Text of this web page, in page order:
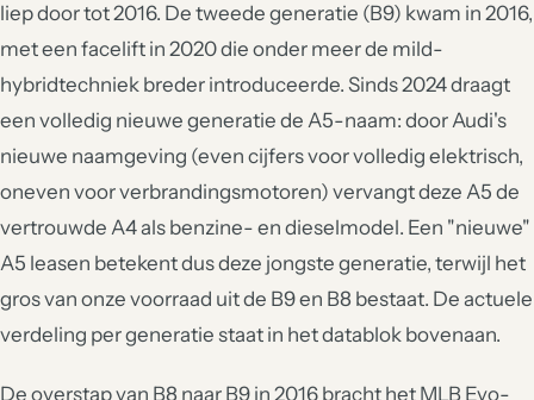
liep door tot 2016. De tweede generatie (B9) kwam in 2016,
met een facelift in 2020 die onder meer de mild-
hybridtechniek breder introduceerde. Sinds 2024 draagt
een volledig nieuwe generatie de A5-naam: door Audi's
nieuwe naamgeving (even cijfers voor volledig elektrisch,
oneven voor verbrandingsmotoren) vervangt deze A5 de
vertrouwde A4 als benzine- en dieselmodel. Een "nieuwe"
A5 leasen betekent dus deze jongste generatie, terwijl het
gros van onze voorraad uit de B9 en B8 bestaat. De actuele
verdeling per generatie staat in het datablok bovenaan.
De overstap van B8 naar B9 in 2016 bracht het MLB Evo-